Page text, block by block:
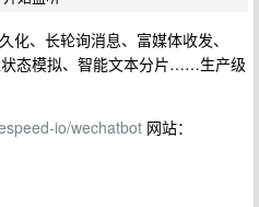
化、长轮询消息、富媒体收发、
态模拟、智能文本分片……生产级
io/wechatbot 网站：